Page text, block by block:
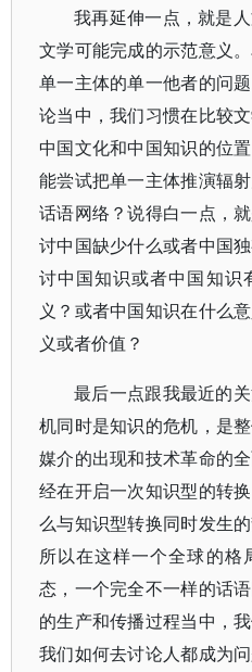
我再延伸一点，就是
文学可能完成的示范意义
单一主体的单一他者的问
论当中，我们习惯在比较
中国文化和中国知识的位
能尝试把单一主体推演辐
话语网络？说得白一点，
讨中国缺少什么或者中国
讨中国知识或者中国知识
义？或者中国知识在什么
义或者价值？
最后一点跟我最近的
机同时是知识的危机，是
媒介的出现和技术革命的
经在开启一次知识型的转
么与知识型转换同时发生
所以在这样一个全球的格
态，一个完全不一样的话
的生产和传播过程当中，
我们如何去讨论人都成为